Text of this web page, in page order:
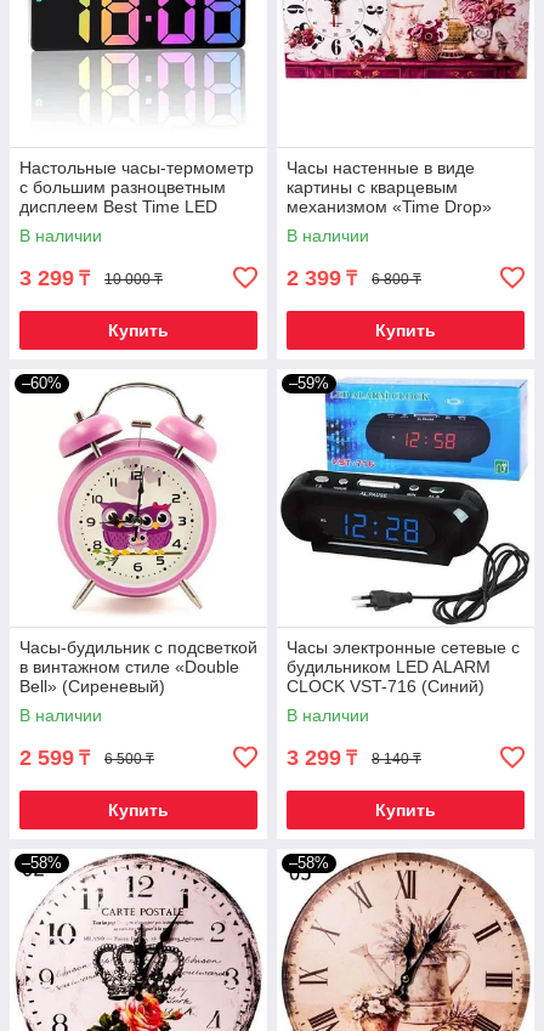
Настольные часы-термометр
с большим разноцветным
дисплеем Best Time LED
Colorful {USB | батарейки}
В наличии
3 299 ₸ 10 000 ₸
Купить
Часы настенные в виде
картины с кварцевым
механизмом «Time Drop»
("Цветы")
В наличии
2 399 ₸ 6 800 ₸
Купить
–60%
Часы-будильник с подсветкой
в винтажном стиле «Double
Bell» (Сиреневый)
В наличии
2 599 ₸ 6 500 ₸
Купить
–59%
Часы электронные сетевые с
будильником LED ALARM
CLOCK VST-716 (Синий)
В наличии
3 299 ₸ 8 140 ₸
Купить
–58% –58%